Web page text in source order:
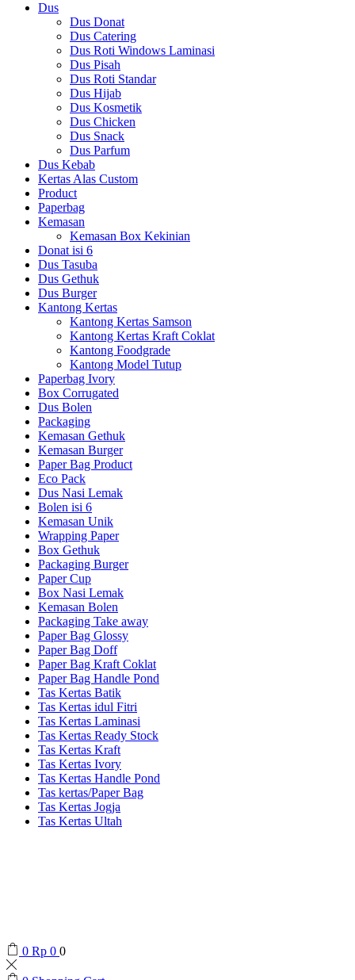
Dus
Dus Donat
Dus Catering
Dus Roti Windows Laminasi
Dus Pisah
Dus Roti Standar
Dus Hijab
Dus Kosmetik
Dus Chicken
Dus Snack
Dus Parfum
Dus Kebab
Kertas Alas Custom
Product
Paperbag
Kemasan
Kemasan Box Kekinian
Donat isi 6
Dus Tasuba
Dus Gethuk
Dus Burger
Kantong Kertas
Kantong Kertas Samson
Kantong Kertas Kraft Coklat
Kantong Foodgrade
Kantong Model Tutup
Paperbag Ivory
Box Corrugated
Dus Bolen
Packaging
Kemasan Gethuk
Kemasan Burger
Paper Bag Product
Eco Pack
Dus Nasi Lemak
Bolen isi 6
Kemasan Unik
Wrapping Paper
Box Gethuk
Packaging Burger
Paper Cup
Box Nasi Lemak
Kemasan Bolen
Packaging Take away
Paper Bag Glossy
Paper Bag Doff
Paper Bag Kraft Coklat
Paper Bag Handle Pond
Tas Kertas Batik
Tas Kertas idul Fitri
Tas Kertas Laminasi
Tas Kertas Ready Stock
Tas Kertas Kraft
Tas Kertas Ivory
Tas Kertas Handle Pond
Tas kertas/Paper Bag
Tas Kertas Jogja
Tas Kertas Ultah
0 Rp 0 0